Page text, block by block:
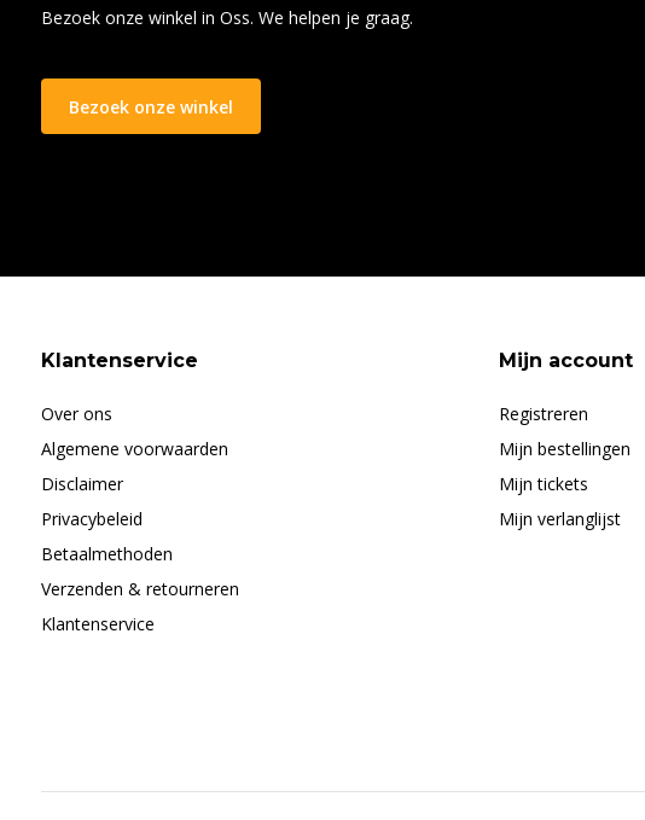
Bezoek onze winkel in Oss. We helpen je graag.
Bezoek onze winkel
Klantenservice
Over ons
Algemene voorwaarden
Disclaimer
Privacybeleid
Betaalmethoden
Verzenden & retourneren
Klantenservice
Mijn account
Registreren
Mijn bestellingen
Mijn tickets
Mijn verlanglijst